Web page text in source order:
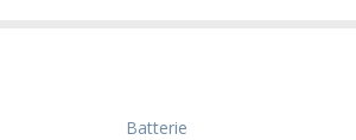
Batterie